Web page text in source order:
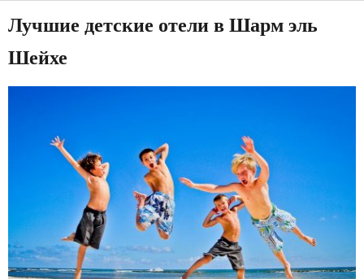
Лучшие детские отели в Шарм эль
Шейхе